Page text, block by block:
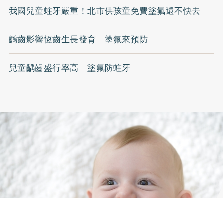
我國兒童蛀牙嚴重！北市供孩童免費塗氟還不快去
齲齒影響恆齒生長發育 塗氟來預防
兒童齲齒盛行率高 塗氟防蛀牙